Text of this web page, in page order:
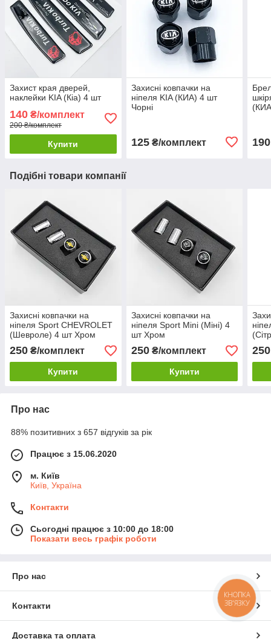
Захист края дверей,
наклейки KIA (Кіа) 4 шт
140 ₴/комплект
200 ₴/комплект
Купити
Захисні ковпачки на
ніпеля KIA (КИА) 4 шт
Чорні
125₴/комплект 190
Подібні товари компанії
Захисні ковпачки на
ніпеля Sport CHEVROLET
(Шевроле) 4 шт Хром
250 ₴/комплект
Купити
Захисні ковпачки на
ніпеля Sport Mini (Міні) 4
шт Хром
250₴/комплект
Купити
250
Про нас
88% позитивних з 657 відгуків за рік
Працює з 15.06.2020
м. Київ
Київ, Україна
Контакти
Сьогодні працює з 10:00 до 18:00
Показати весь графік роботи
Про нас
Контакти
Доставка та оплата
КНОПКА
ЗВ'ЯЗКУ